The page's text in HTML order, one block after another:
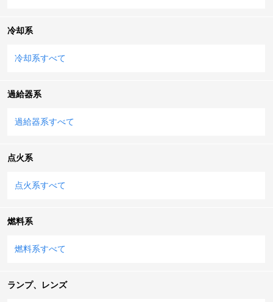
冷却系
冷却系すべて
過給器系
過給器系すべて
点火系
点火系すべて
燃料系
燃料系すべて
ランプ、レンズ